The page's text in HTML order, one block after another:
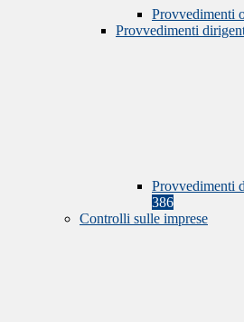
Provvedimenti
Provvedimenti
Provvedimenti
386
Controlli sulle imprese